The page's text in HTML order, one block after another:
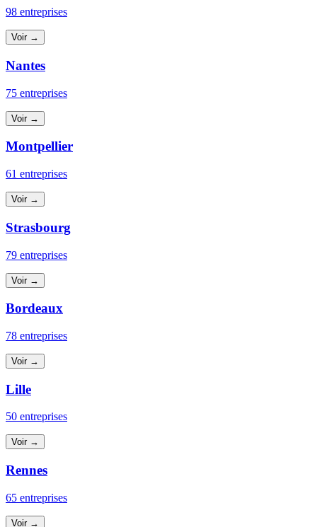
98 entreprises
Voir →
Nantes
75 entreprises
Voir →
Montpellier
61 entreprises
Voir →
Strasbourg
79 entreprises
Voir →
Bordeaux
78 entreprises
Voir →
Lille
50 entreprises
Voir →
Rennes
65 entreprises
Voir →